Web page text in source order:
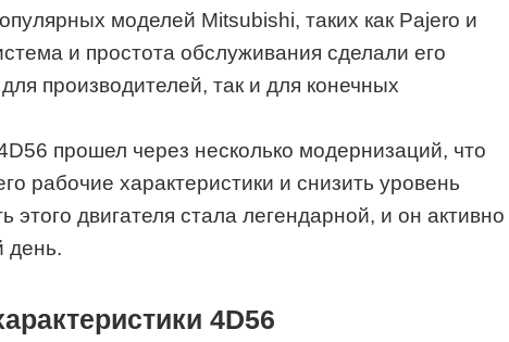
моделей Mitsubishi, таких как Pajero и
и простота обслуживания сделали его
производителей, так и для конечных
прошел через несколько модернизаций, что
рабочие характеристики и снизить уровень
этого двигателя стала легендарной, и он активно
день.
4D56